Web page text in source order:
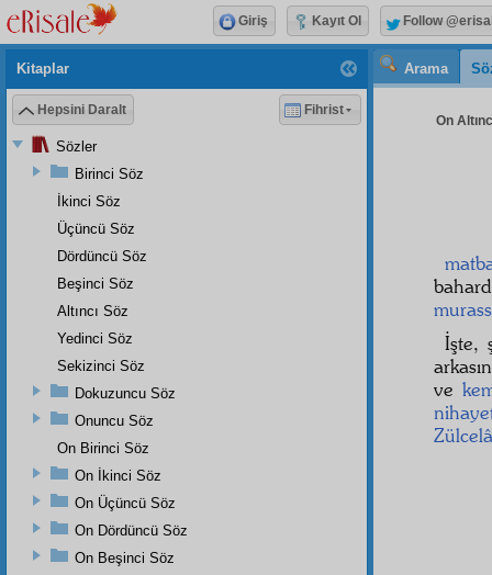
Arama
On
İşte,
ve
Kitaplar
Hepsini Daralt Fihrist
Sözler
Birinci Söz
İkinci Söz
Üçüncü Söz
Dördüncü Söz
Beşinci Söz
Altıncı Söz
Yedinci Söz
Sekizinci Söz
Dokuzuncu Söz
Onuncu Söz
On Birinci Söz
On İkinci Söz
On Üçüncü Söz
On Dördüncü Söz
On Beşinci Söz
Giriş Kayıt Ol Follow